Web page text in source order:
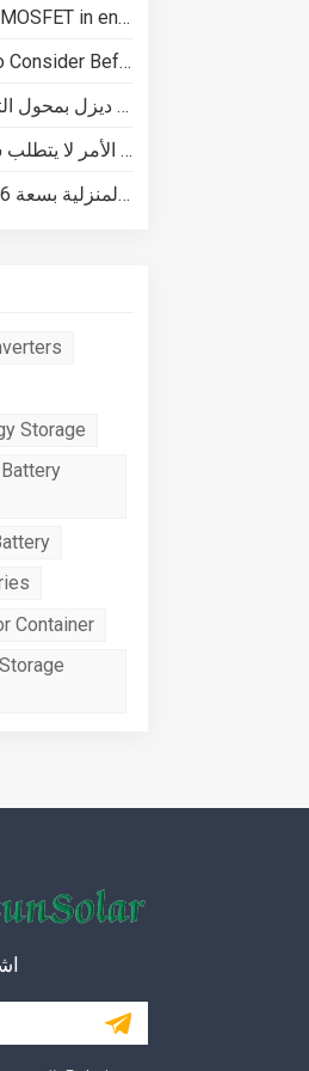
plays three core roles in BMS safety
a Energy Storage System
كيفية توصيل نظام تخزين الطاقة المنزلية بسعة 16 كيلوواط/ساعة؟
Storage
Container